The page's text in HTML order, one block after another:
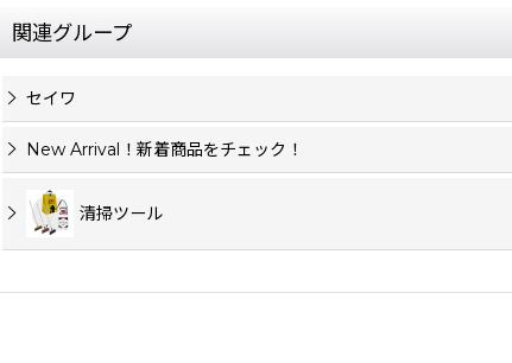
関連グループ
セイワ
New Arrival！新着商品をチェック！
清掃ツール